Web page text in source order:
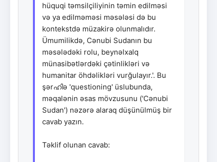
hüquqi təmsilçiliyinin təmin edilməsi
və ya edilməməsi məsələsi də bu
kontekstdə müzakirə olunmalıdır.
Ümumilikdə, Cənubi Sudanın bu
məsələdəki rolu, beynəlxalq
münasibətlərdəki çətinlikləri və
humanitar öhdəlikləri vurğulayır.'. Bu
şərഹിə 'questioning' üslubunda,
məqalənin əsas mövzusunu ('Cənubi
Sudan') nəzərə alaraq düşünülmüş bir
cavab yazın.
Təklif olunan cavab: